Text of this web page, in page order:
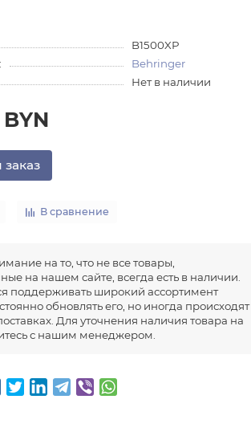
B1500XP
Behringer
Нет в наличии
В сравнение
на то, что не все товары,
на нашем сайте, всегда есть в наличии.
поддерживать широкий ассортимент
обновлять его, но иногда происходят
Для уточнения наличия товара на
с нашим менеджером.